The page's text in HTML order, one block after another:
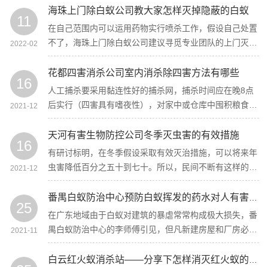
11
2022-02
海珠上门除白蚁公司教大家怎样灭掉隐蔽的白蚁
在自己范围内可以运用药物实行喷杀工作，假设自己处置
不了，海珠上门除白蚁公司建议寻觅专业团队的上门灭
治，当然日常的防治工作也是十分重要的，灭白蚁是一个
需求认真的工作。
16
2021-12
花都四害消杀公司室内消杀除四害方法有哪些
人工捕杀要采用黏连性好的捕杀网，捕杀时间应在晚8点
后实行（四害具有嗜夜性），对家中或仓库中囤积粮食或
者带有木质用品的区域实行捕杀。
16
2021-12
天河有害生物防控公司冬季灭虫害的有效措施
有研讨标明，在冬季假设采取有效灭治措施，可以将来年
虫害降低百分之五十到七十。所以，民间不断有这样的说
法——瑞雪兆丰年。同理，在灭治蟑螂、蚊子、螨虫等方
面，冬季及早下手会产生有效的遏制造用。
25
2021-11
在广东地域由于白蚁对建筑的暴虐常常构成极大损失，番
禺白蚁防治中心的李师傅引见，但凡新建房屋和厂房必需
都要做白蚁预防，可是家里做过预防后，喷洒过的药水残
留在建筑里。